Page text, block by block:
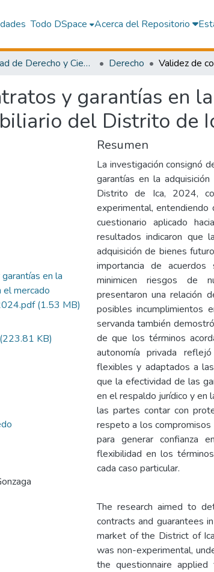
Todo DSpace Acerca del Repositorio
Facultad de Derecho y Ciencias Políticas Derecho
y garantías en
del Distrito de
en la
el mercado
(1.53 MB)
(223.81 KB)
Resumen
La investigación consignó
garantías en la
Distrito de Ica, 2024,
experimental,
cuestionario aplicado
resultados indicaron que
adquisición de bienes
importancia de
minimicen riesgos de
presentaron una relación
posibles incumplimientos
servanda también
de que los términos
autonomía privada
flexibles y adaptados a
que la efectividad de las
en el respaldo jurídico y en
las partes contar con
respeto a los compromisos
para generar confianza
flexibilidad en los
cada caso particular.
The research aimed to
contracts and guarantees
market of the District of
was non-experimental,
the questionnaire